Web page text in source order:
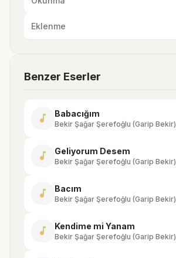
Eklenme
Benzer Eserler
music_note Babacığım
Bekir Şağar Şerefoğlu (Garip Bekir)
music_note Geliyorum Desem
Bekir Şağar Şerefoğlu (Garip Bekir)
music_note Bacım
Bekir Şağar Şerefoğlu (Garip Bekir)
music_note Kendime mi Yanam
Bekir Şağar Şerefoğlu (Garip Bekir)